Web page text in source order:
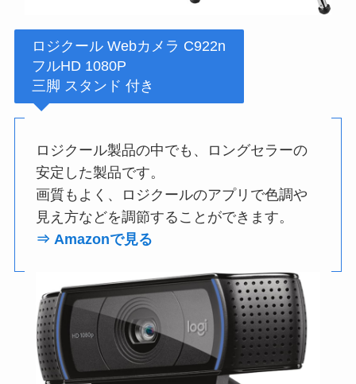
ロジクール Webカメラ C922n
フルHD 1080P
三脚 スタンド 付き
ロジクール製品の中でも、ロングセラーの
安定した製品です。
画質もよく、ロジクールのアプリで色調や
見え方などを調節することができます。
⇒ Amazonで見る